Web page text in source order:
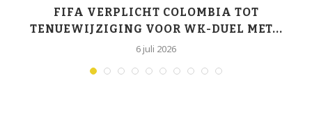
FIFA VERPLICHT COLOMBIA TOT
TENUEWIJZIGING VOOR WK-DUEL MET...
6 juli 2026